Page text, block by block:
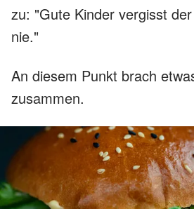
zu: "Gute Kinder vergisst
nie."
An diesem Punkt brach
zusammen.